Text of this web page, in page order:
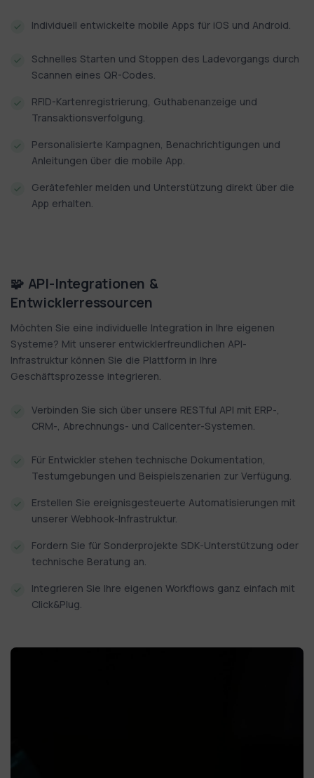
Individuell entwickelte mobile Apps für iOS und Android.
Schnelles Starten und Stoppen des Ladevorgangs durch
Scannen eines QR-Codes.
RFID-Kartenregistrierung, Guthabenanzeige und
Transaktionsverfolgung.
Personalisierte Kampagnen, Benachrichtigungen und
Anleitungen über die mobile App.
Gerätefehler melden und Unterstützung direkt über die
App erhalten.
🧩 API-Integrationen &
Entwicklerressourcen
Möchten Sie eine individuelle Integration in Ihre eigenen
Systeme? Mit unserer entwicklerfreundlichen API-
Infrastruktur können Sie die Plattform in Ihre
Geschäftsprozesse integrieren.
Verbinden Sie sich über unsere RESTful API mit ERP-,
CRM-, Abrechnungs- und Callcenter-Systemen.
Für Entwickler stehen technische Dokumentation,
Testumgebungen und Beispielszenarien zur Verfügung.
Erstellen Sie ereignisgesteuerte Automatisierungen mit
unserer Webhook-Infrastruktur.
Fordern Sie für Sonderprojekte SDK-Unterstützung oder
technische Beratung an.
Integrieren Sie Ihre eigenen Workflows ganz einfach mit
Click&Plug.